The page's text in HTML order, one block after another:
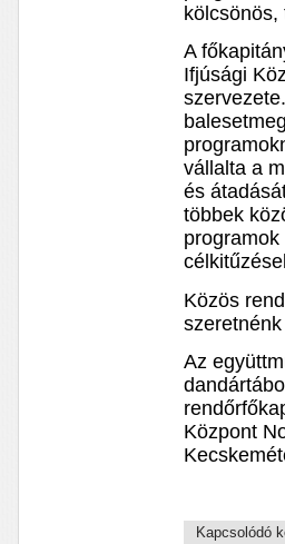
A
Ifjúsági
vállalta a
és
többek
Közös
Az
Központ
Kapcsolódó